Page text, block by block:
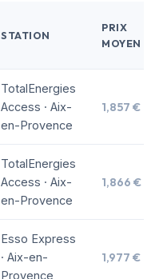
STATION
PRIX
MOYEN
TotalEnergies
Access · Aix-
en-Provence
1,857 €
TotalEnergies
Access · Aix-
en-Provence
1,866 €
Esso Express
· Aix-en-
Provence
1,977 €